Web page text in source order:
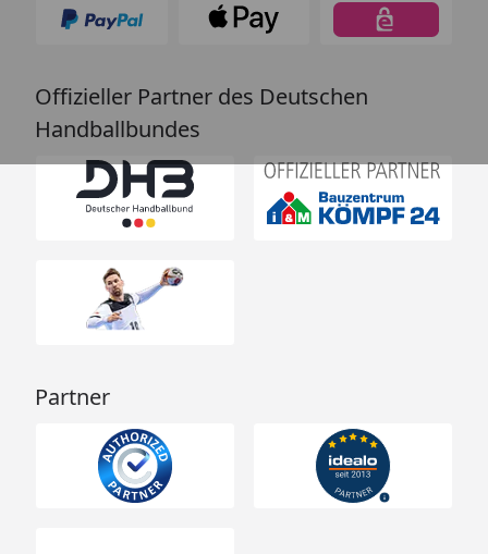
Offizieller Partner des Deutschen
Handballbundes
Partner